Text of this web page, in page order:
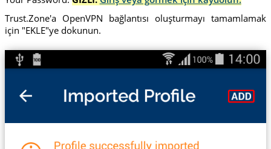
Trust.Zone'a OpenVPN bağlantısı oluşturmayı tamamlamak
için "EKLE"ye dokunun.